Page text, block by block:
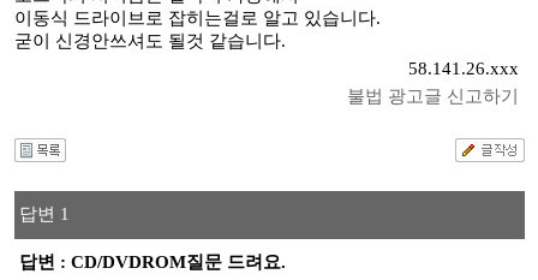
이동식 드라이브로 잡히는걸로 알고 있습니다.
굳이 신경안쓰셔도 될것 같습니다.
58.141.26.xxx
불법 광고글 신고하기
답변 1
답변 : CD/DVDROM질문 드려요.